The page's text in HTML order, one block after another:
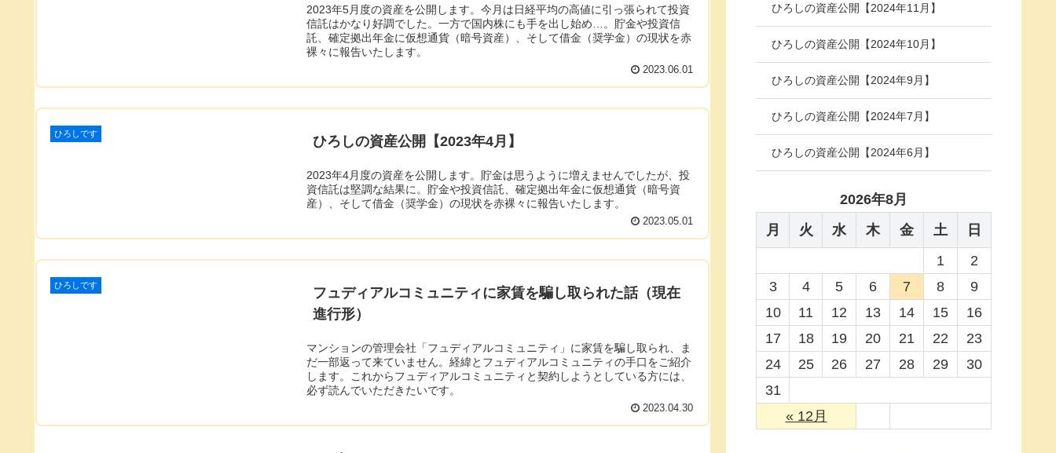
2023年5月度の資産を公開します。今月は日経平均の高値に引っ張られて投資
信託はかなり好調でした。一方で国内株にも手を出し始め…。貯金や投資信
託、確定拠出年金に仮想通貨（暗号資産）、そして借金（奨学金）の現状を赤
裸々に報告いたします。
2023.06.01
ひろしです
ひろしの資産公開【2023年4月】
2023年4月度の資産を公開します。貯金は思うように増えませんでしたが、投
資信託は堅調な結果に。貯金や投資信託、確定拠出年金に仮想通貨（暗号資
産）、そして借金（奨学金）の現状を赤裸々に報告いたします。
2023.05.01
ひろしです
フュディアルコミュニティに家賃を騙し取られた話（現在
進行形）
マンションの管理会社「フュディアルコミュニティ」に家賃を騙し取られ、ま
だ一部返って来ていません。経緯とフュディアルコミュニティの手口をご紹介
します。これからフュディアルコミュニティと契約しようとしている方には、
必ず読んでいただきたいです。
2023.04.30
ひろしの資産公開【2024年11月】
ひろしの資産公開【2024年10月】
ひろしの資産公開【2024年9月】
ひろしの資産公開【2024年7月】
ひろしの資産公開【2024年6月】
2026年8月
月
火 水 木 金 土 日
« 12月
1
2
3
4 5 6 7 8
9
10
11 12 13 14 15
16
17
18 19 20 21 22
23
24
25 26 27 28 29
30
31